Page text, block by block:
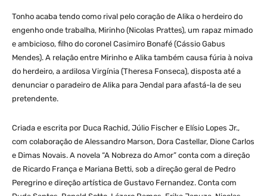
Tonho acaba tendo como rival pelo coração de Alika o herdeiro do
engenho onde trabalha, Mirinho (Nicolas Prattes), um rapaz mimado
e ambicioso, filho do coronel Casimiro Bonafé (Cássio Gabus
Mendes). A relação entre Mirinho e Alika também causa fúria à noiva
do herdeiro, a ardilosa Virgínia (Theresa Fonseca), disposta até a
denunciar o paradeiro de Alika para Jendal para afastá-la de seu
pretendente.
Criada e escrita por Duca Rachid, Júlio Fischer e Elísio Lopes Jr.,
com colaboração de Alessandro Marson, Dora Castellar, Dione Carlos
e Dimas Novais. A novela “A Nobreza do Amor” conta com a direção
de Ricardo França e Mariana Betti, sob a direção geral de Pedro
Peregrino e direção artística de Gustavo Fernandez. Conta com